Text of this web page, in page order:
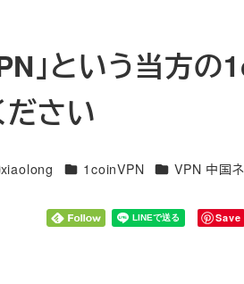
」という当方
さい
xiaolong カテゴリー
1coinVPN カテゴリー
VPN 中国
Save